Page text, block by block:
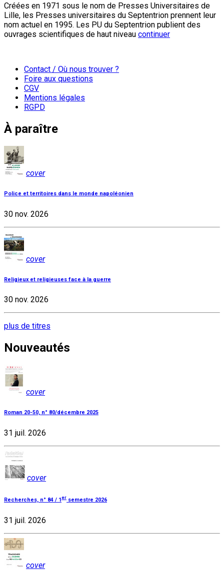
Créées en 1971 sous le nom de Presses Universitaires de
Lille, les Presses universitaires du Septentrion prennent leur
nom actuel en 1995. Les PU du Septentrion publient des
ouvrages scientifiques de haut niveau continuer
Contact / Où nous trouver ?
Foire aux questions
CGV
Mentions légales
RGPD
À paraître
cover
Police et territoires dans le monde napoléonien
30 nov. 2026
cover
Religieux et religieuses face à la guerre
30 nov. 2026
plus de titres
Nouveautés
cover
Roman 20-50, n° 80/décembre 2025
31 juil. 2026
cover
Recherches, n° 84 / 1er semestre 2026
31 juil. 2026
cover